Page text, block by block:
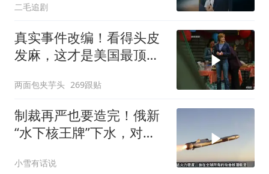
二毛追剧
真实事件改编！看得头皮
发麻，这才是美国最顶级
两面包夹芋头 269跟贴
制裁再严也要造完！俄新
“水下核王牌”下水，对抗
小雪有话说